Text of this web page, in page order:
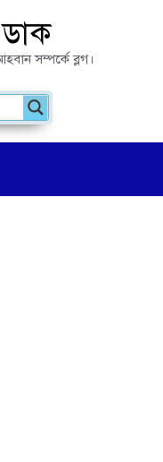
সম্পর্কে ব্লগ।